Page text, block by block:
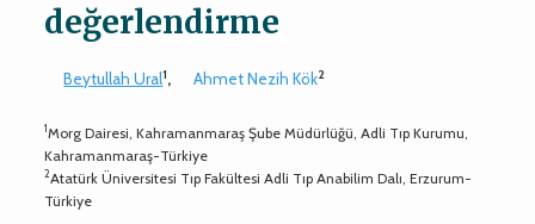
değerlendirme
Beytullah Ural1, Ahmet Nezih Kök2
1Morg Dairesi, Kahramanmaraş Şube Müdürlüğü, Adli Tıp Kurumu,
Kahramanmaraş-Türkiye
2Atatürk Üniversitesi Tıp Fakültesi Adli Tıp Anabilim Dalı, Erzurum-
Türkiye